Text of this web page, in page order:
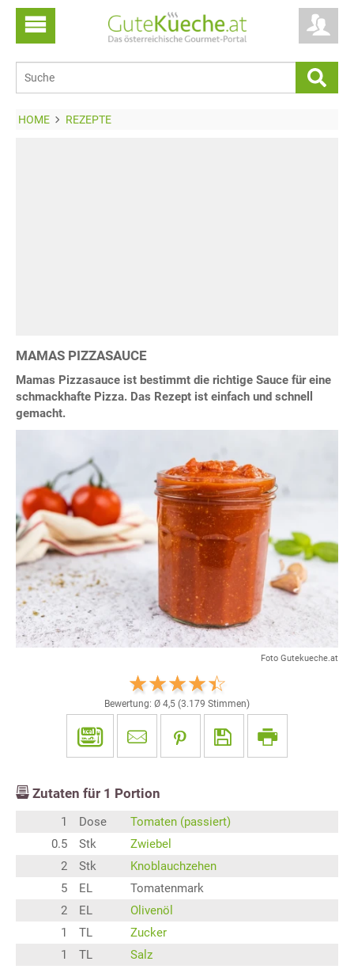
HOME REZEPTE
MAMAS PIZZASAUCE
Mamas Pizzasauce ist bestimmt die richtige Sauce für eine
schmackhafte Pizza. Das Rezept ist einfach und schnell
gemacht.
Foto Gutekueche.at
Bewertung: Ø 4,5 (3.179 Stimmen)
Zutaten für 1 Portion
1 Dose
Tomaten (passiert)
0.5
Stk
Zwiebel
2
Stk
Knoblauchzehen
5
EL
Tomatenmark
2
EL
Olivenöl
1
TL
Zucker
1
TL
Salz